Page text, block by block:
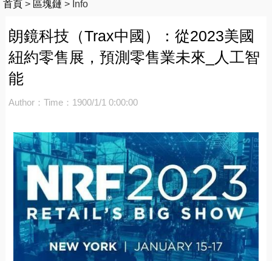
首頁 > 區塊鏈 > Info
朗鏡科技（Trax中國）：從2023美國
紐約零售展，預測零售業未來_人工智
能
Author： Time：1900/1/1 0:00:00